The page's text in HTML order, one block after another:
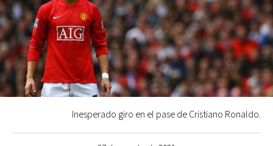
Inesperado giro en el pase de Cristiano Ronaldo.